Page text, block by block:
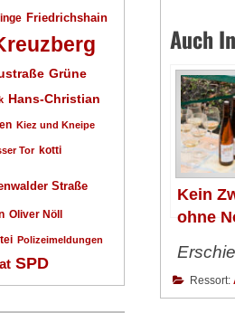
Auch
Kein
ohne
Ressort:
Friedrichshain
Grüne
Hans-Christian
Kiez und Kneipe
Tor kotti
Straße
Oliver Nöll
Polizeimeldungen
SPD